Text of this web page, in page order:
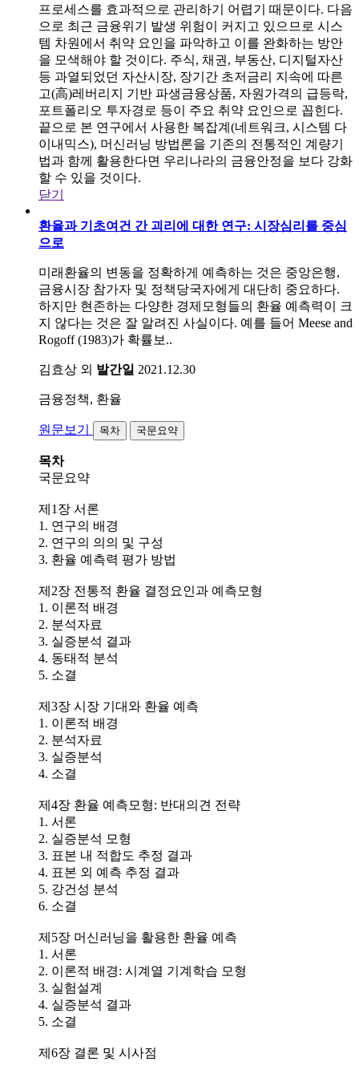
프로세스를 효과적으로 관리하기 어렵기 때문이다. 다음
으로 최근 금융위기 발생 위험이 커지고 있으므로 시스
템 차원에서 취약 요인을 파악하고 이를 완화하는 방안
을 모색해야 할 것이다. 주식, 채권, 부동산, 디지털자산
등 과열되었던 자산시장, 장기간 초저금리 지속에 따른
고(高)레버리지 기반 파생금융상품, 자원가격의 급등락,
포트폴리오 투자경로 등이 주요 취약 요인으로 꼽힌다.
끝으로 본 연구에서 사용한 복잡계(네트워크, 시스템 다
이내믹스), 머신러닝 방법론을 기존의 전통적인 계량기
법과 함께 활용한다면 우리나라의 금융안정을 보다 강화
할 수 있을 것이다.
닫기
환율과 기초여건 간 괴리에 대한 연구: 시장심리를 중심
으로
미래환율의 변동을 정확하게 예측하는 것은 중앙은행,
금융시장 참가자 및 정책당국자에게 대단히 중요하다.
하지만 현존하는 다양한 경제모형들의 환율 예측력이 크
지 않다는 것은 잘 알려진 사실이다. 예를 들어 Meese and
Rogoff (1983)가 확률보..
김효상 외 발간일 2021.12.30
금융정책, 환율
원문보기 목차 국문요약
목차
국문요약
제1장 서론
1. 연구의 배경
2. 연구의 의의 및 구성
3. 환율 예측력 평가 방법
제2장 전통적 환율 결정요인과 예측모형
1. 이론적 배경
2. 분석자료
3. 실증분석 결과
4. 동태적 분석
5. 소결
제3장 시장 기대와 환율 예측
1. 이론적 배경
2. 분석자료
3. 실증분석
4. 소결
제4장 환율 예측모형: 반대의견 전략
1. 서론
2. 실증분석 모형
3. 표본 내 적합도 추정 결과
4. 표본 외 예측 추정 결과
5. 강건성 분석
6. 소결
제5장 머신러닝을 활용한 환율 예측
1. 서론
2. 이론적 배경: 시계열 기계학습 모형
3. 실험설계
4. 실증분석 결과
5. 소결
제6장 결론 및 시사점